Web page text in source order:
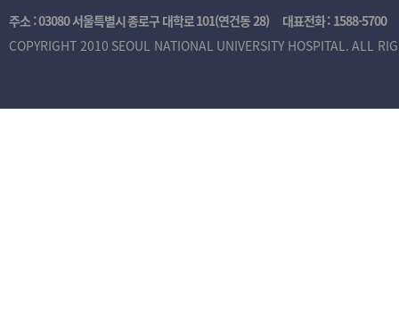
주소 : 03080 서울특별시 종로구 대학로 101(연건동 28) 대표전화 : 1588-5700
COPYRIGHT 2010 SEOUL NATIONAL UNIVERSITY HOSPITAL. ALL